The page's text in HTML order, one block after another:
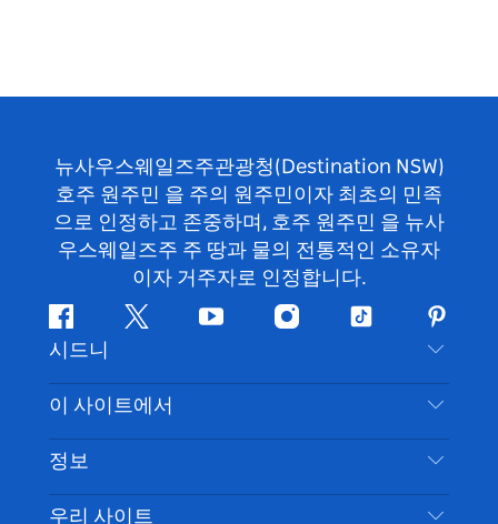
뉴사우스웨일즈주관광청(Destination NSW)
호주 원주민 을 주의 원주민이자 최초의 민족
으로 인정하고 존중하며, 호주 원주민 을 뉴사
우스웨일즈주 주 땅과 물의 전통적인 소유자
이자 거주자로 인정합니다.
페
이
스
북
지
귀
다
유
브
인
타
램
틱
핀
터
레
스
트
시드니
문의하기
부인 성명
쿠키 고지
이 사이트에서
목적지
할 일
정보
여행 정보
우리 사이트